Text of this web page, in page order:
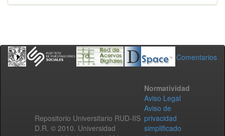
Comentarios
Repositorio Universitario RUD-IIS
D.R. © 2010. Universidad
Normatividad
Aviso Legal
Aviso de
privacidad
simplificado